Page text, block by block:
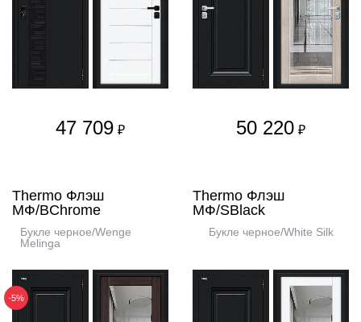
47 709 ₽ 50 220 ₽
Thermo Флэш
МФ/BChrome
Букле черное/Wenge
Melinga
-5%
Thermo Флэш
МФ/SBlack
Букле черное/White Silk